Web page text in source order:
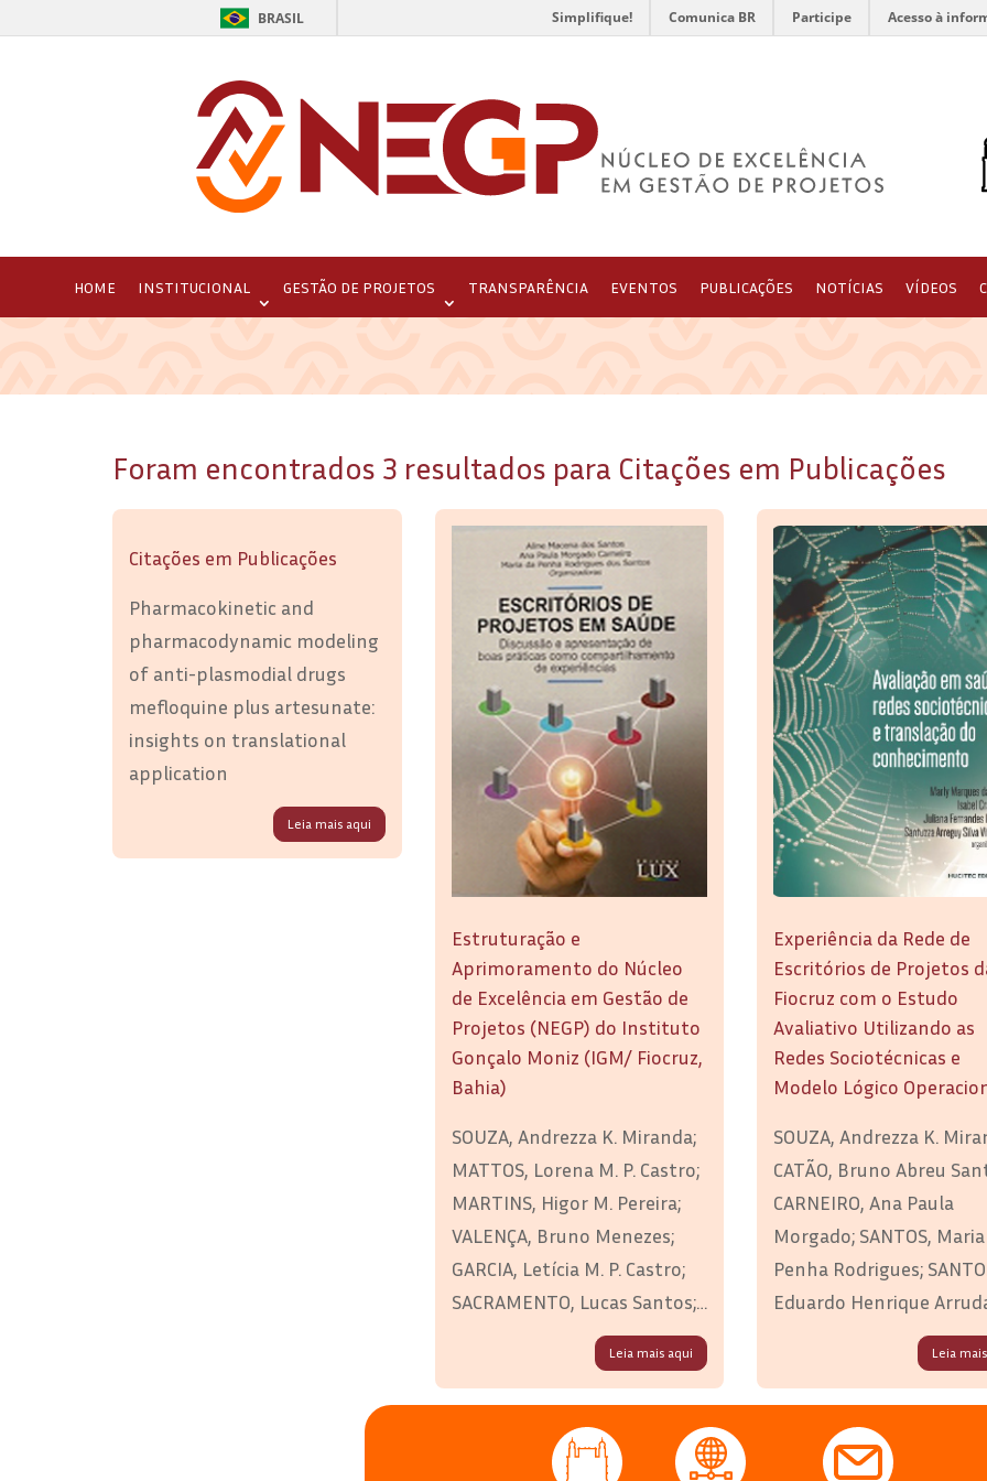
BRASIL Simplifique! Comunica BR Participe Acesso à
HOME INSTITUCIONAL GESTÃO DE PROJETOS TRANSPARÊNCIA EVENTOS PUBLICAÇÕES NOTÍCIAS VÍDEOS
Foram encontrados 3 resultados para Citações em Publicações
Citações em Publicações
Pharmacokinetic and
pharmacodynamic modeling
of anti-plasmodial drugs
mefloquine plus artesunate:
insights on translational
application
Leia mais aqui
Estruturação e
Aprimoramento do Núcleo
de Excelência em Gestão de
Projetos (NEGP) do Instituto
Gonçalo Moniz (IGM/ Fiocruz,
Bahia)
SOUZA, Andrezza K. Miranda;
MATTOS, Lorena M. P. Castro;
MARTINS, Higor M. Pereira;
VALENÇA, Bruno Menezes;
GARCIA, Letícia M. P. Castro;
SACRAMENTO, Lucas Santos;
NOVAES, Ernane Dantas.
Aprimoramento do Núcleo
de Excelência em Gestão de
Projetos (NEGP) do Instituto
Leia mais aqui
Experiência da Rede de
Escritórios de Projetos
Fiocruz com o Estudo
Avaliativo Utilizando as
Redes Sociotécnicas e
Modelo Lógico
SOUZA, Andrezza K.
CATÃO, Bruno Abreu
CARNEIRO, Ana Paula
Morgado; SANTOS,
Penha Rodrigues;
Eduardo Henrique
Experiência da Rede de
Escritórios de Projetos
Fiocruz com o Estudo
Avaliativo Utilizando as
Redes Sociotécnicas e
Leia